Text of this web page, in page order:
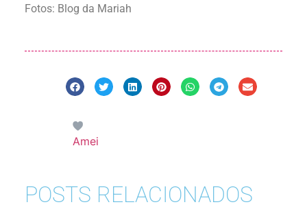
Fotos: Blog da Mariah
Amei
POSTS RELACIONADOS